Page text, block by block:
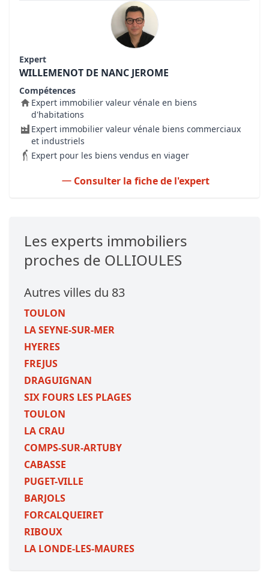
Expert
WILLEMENOT DE NANC JEROME
Compétences
Expert immobilier valeur vénale en biens
d'habitations
Expert immobilier valeur vénale biens commerciaux
et industriels
Expert pour les biens vendus en viager
Consulter la fiche de l'expert
Les experts immobiliers
proches de OLLIOULES
Autres villes du 83
TOULON
LA SEYNE-SUR-MER
HYERES
FREJUS
DRAGUIGNAN
SIX FOURS LES PLAGES
TOULON
LA CRAU
COMPS-SUR-ARTUBY
CABASSE
PUGET-VILLE
BARJOLS
FORCALQUEIRET
RIBOUX
LA LONDE-LES-MAURES